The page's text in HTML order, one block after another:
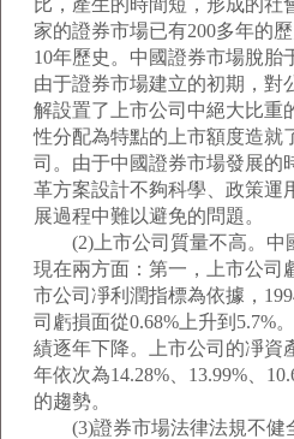
比，產生的時間短，形成的社
家的證券市場已有200多年的
10年歷史。中國證券市場脫胎
由于證券市場建立的初期，對
解設置了上市公司中絕大比重
性分配為特點的上市額度造就
司。由于中國證券市場發展的
革方案設計不夠科學、政策運
展過程中難以避免的問題。
(2)上市公司質量不高。中
現在兩方面：第一，上市公司
市公司凈利潤指標為依據，
司虧損面從0.68%上升到5.7%
績逐年下降。上市公司的凈資
年依次為14.28%、13.99%、
的趨勢。
(3)證券市場法律法規不健